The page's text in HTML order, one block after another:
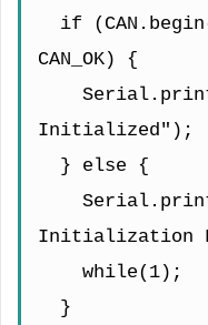
if
CAN_OK) {
Initialized");
} else {
Initialization
while(1);
}